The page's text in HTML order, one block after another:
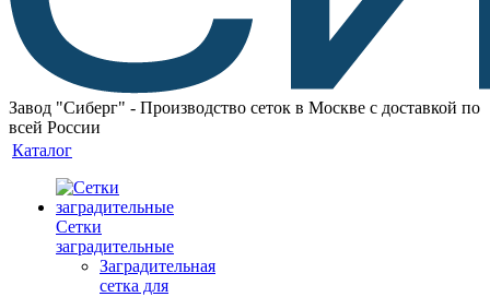
Завод "Сиберг" - Производство сеток в Москве с доставкой по
всей России
Каталог
Сетки
заградительные
Заградительная
сетка для